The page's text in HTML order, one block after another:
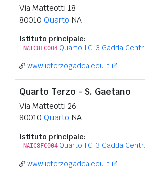
Via Matteotti 18
80010 Quarto NA
Istituto principale:
NAIC8FC004 Quarto I.C. 3 Gadda Centr.
www.icterzogadda.edu.it
Quarto Terzo - S. Gaetano
Via Matteotti 26
80010 Quarto NA
Istituto principale:
NAIC8FC004 Quarto I.C. 3 Gadda Centr.
www.icterzogadda.edu.it